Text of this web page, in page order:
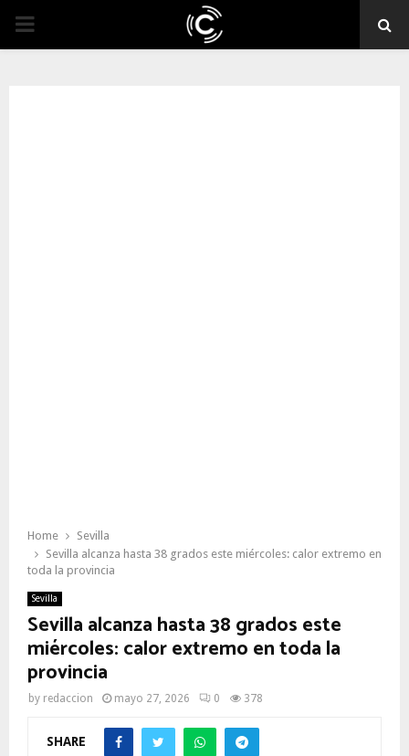
PRIMARY
Home
Sevilla
Sevilla alcanza hasta 38 grados este miércoles: calor extremo en
toda la provincia
Sevilla
Sevilla alcanza hasta 38 grados este
miércoles: calor extremo en toda la
provincia
by redaccion mayo 27, 2026 0 378
SHARE